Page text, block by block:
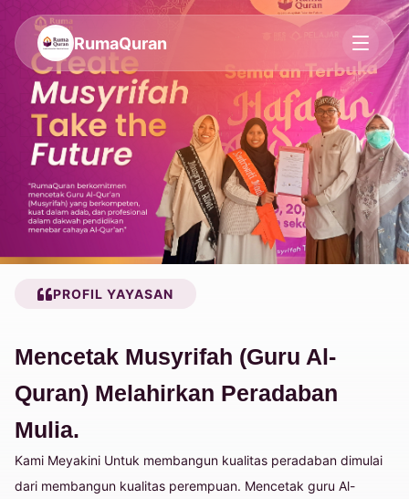
PROFIL YAYASAN
Mencetak Musyrifah (Guru Al-
Quran) Melahirkan Peradaban
Mulia.
Kami Meyakini Untuk membangun kualitas peradaban dimulai
dari membangun kualitas perempuan. Mencetak guru Al-
RumaQuran